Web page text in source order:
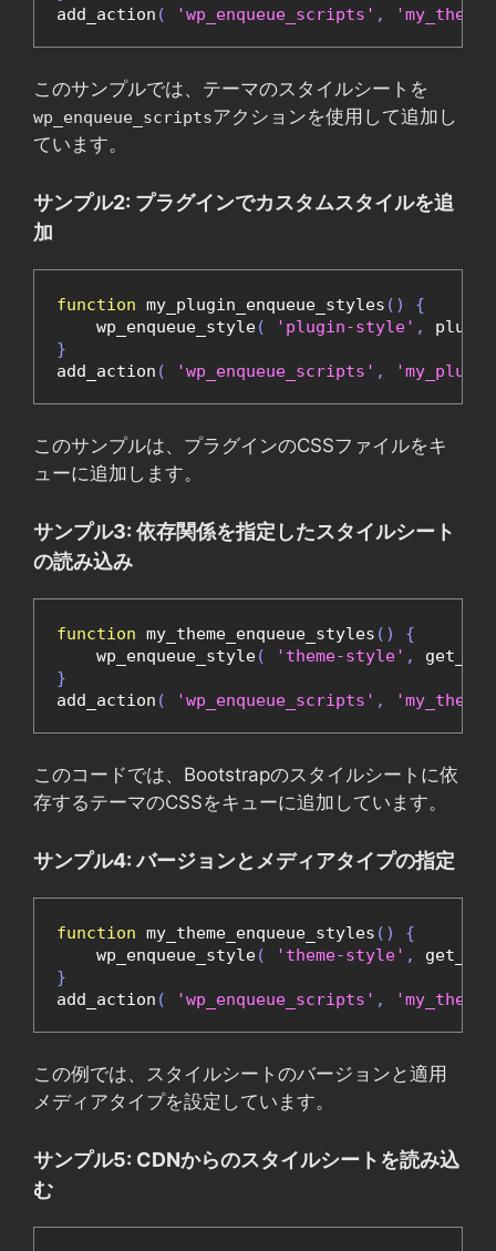
add_action ( 'wp_enqueue_scripts' ,
このサンプルでは、テーマのスタイルシートを
wp_enqueue_scriptsアクションを使用して追加し
ています。
サンプル2: プラグインでカスタムスタイルを追
加
function my_plugin_enqueue_styles ()
{
    wp_enqueue_style
( 'plugin-style' ,
}
add_action ( 'wp_enqueue_scripts' ,
このサンプルは、プラグインのCSSファイルをキ
ューに追加します。
サンプル3: 依存関係を指定したスタイルシート
の読み込み
function my_theme_enqueue_styles ()
{
    wp_enqueue_style
( 'theme-style' ,
}
add_action ( 'wp_enqueue_scripts' ,
このコードでは、Bootstrapのスタイルシートに依
存するテーマのCSSをキューに追加しています。
サンプル4: バージョンとメディアタイプの指定
function my_theme_enqueue_styles ()
{
    wp_enqueue_style
( 'theme-style' ,
}
add_action ( 'wp_enqueue_scripts' ,
この例では、スタイルシートのバージョンと適用
メディアタイプを設定しています。
サンプル5: CDNからのスタイルシートを読み込
む